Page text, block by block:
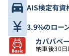
AIS検定有資
3.9%のロー
カババベ
納車後30日